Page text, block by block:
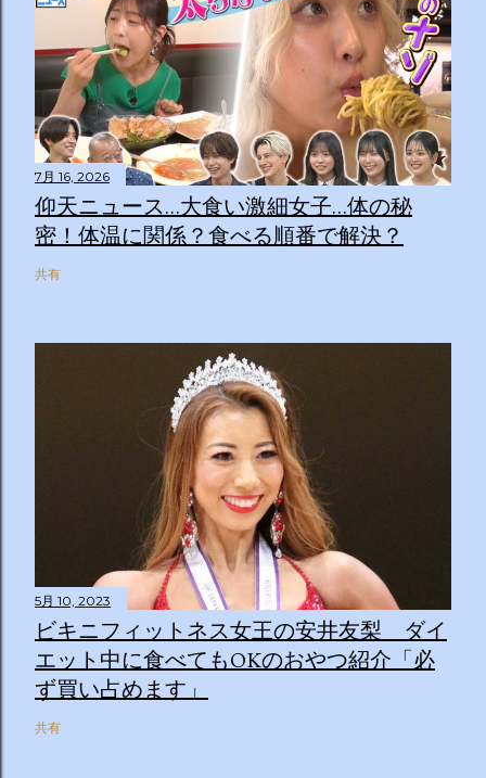
7月 16, 2026
仰天ニュース…大食い激細女子…体の秘
密！体温に関係？食べる順番で解決？
共有
5月 10, 2023
ビキニフィットネス女王の安井友梨 ダイ
エット中に食べてもOKのおやつ紹介「必
ず買い占めます」
共有